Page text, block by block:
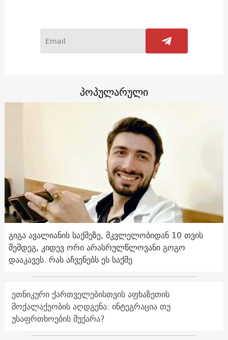
პოპულარული
გიგა ავალიანის საქმეზე, მკვლელობიდან 10 თვის
შემდეგ, კიდევ ორი არასრულწლოვანი გოგო
დააკავეს. რას აჩვენებს ეს საქმე
ეთნიკური ქართველებისთვის აფხაზეთის
მოქალაქეობის აღდგენა: ინტეგრაცია თუ
უსაფრთხოების მუქარა?